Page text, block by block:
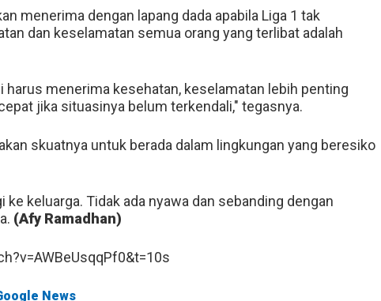
menerima dengan lapang dada apabila Liga 1 tak
dan keselamatan semua orang yang terlibat adalah
harus menerima kesehatan, keselamatan lebih penting
jika situasinya belum terkendali," tegasnya.
skuatnya untuk berada dalam lingkungan yang beresiko
ke keluarga. Tidak ada nyawa dan sebanding dengan
(Afy Ramadhan)
News